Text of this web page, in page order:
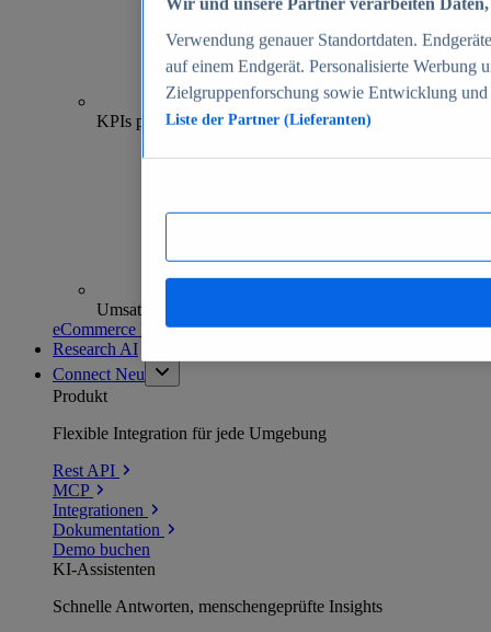
70+
KPIs pro Shop
Umsatzanalysen und -prognosen
eCommerce Insights entdecken
Research AI
Connect Neu
Produkt
Flexible Integration für jede Umgebung
Rest API
MCP
Integrationen
Dokumentation
Demo buchen
KI-Assistenten
Schnelle Antworten, menschengeprüfte Insights
Wir und unsere Partner verarbeiten
Verwendung genauer Standortdaten.
auf einem Endgerät. Personalisierte Werbung
Zielgruppenforschung sowie Entwicklung
Liste der Partner (Lieferanten)